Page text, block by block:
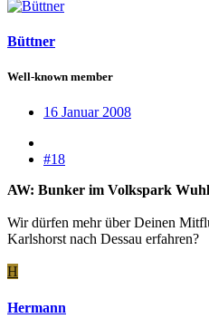
Büttner
Well-known member
16 Januar 2008
#18
AW: Bunker im Volkspark
Wir dürfen mehr über Deinen
Karlshorst nach Dessau erfahren?
H
Hermann